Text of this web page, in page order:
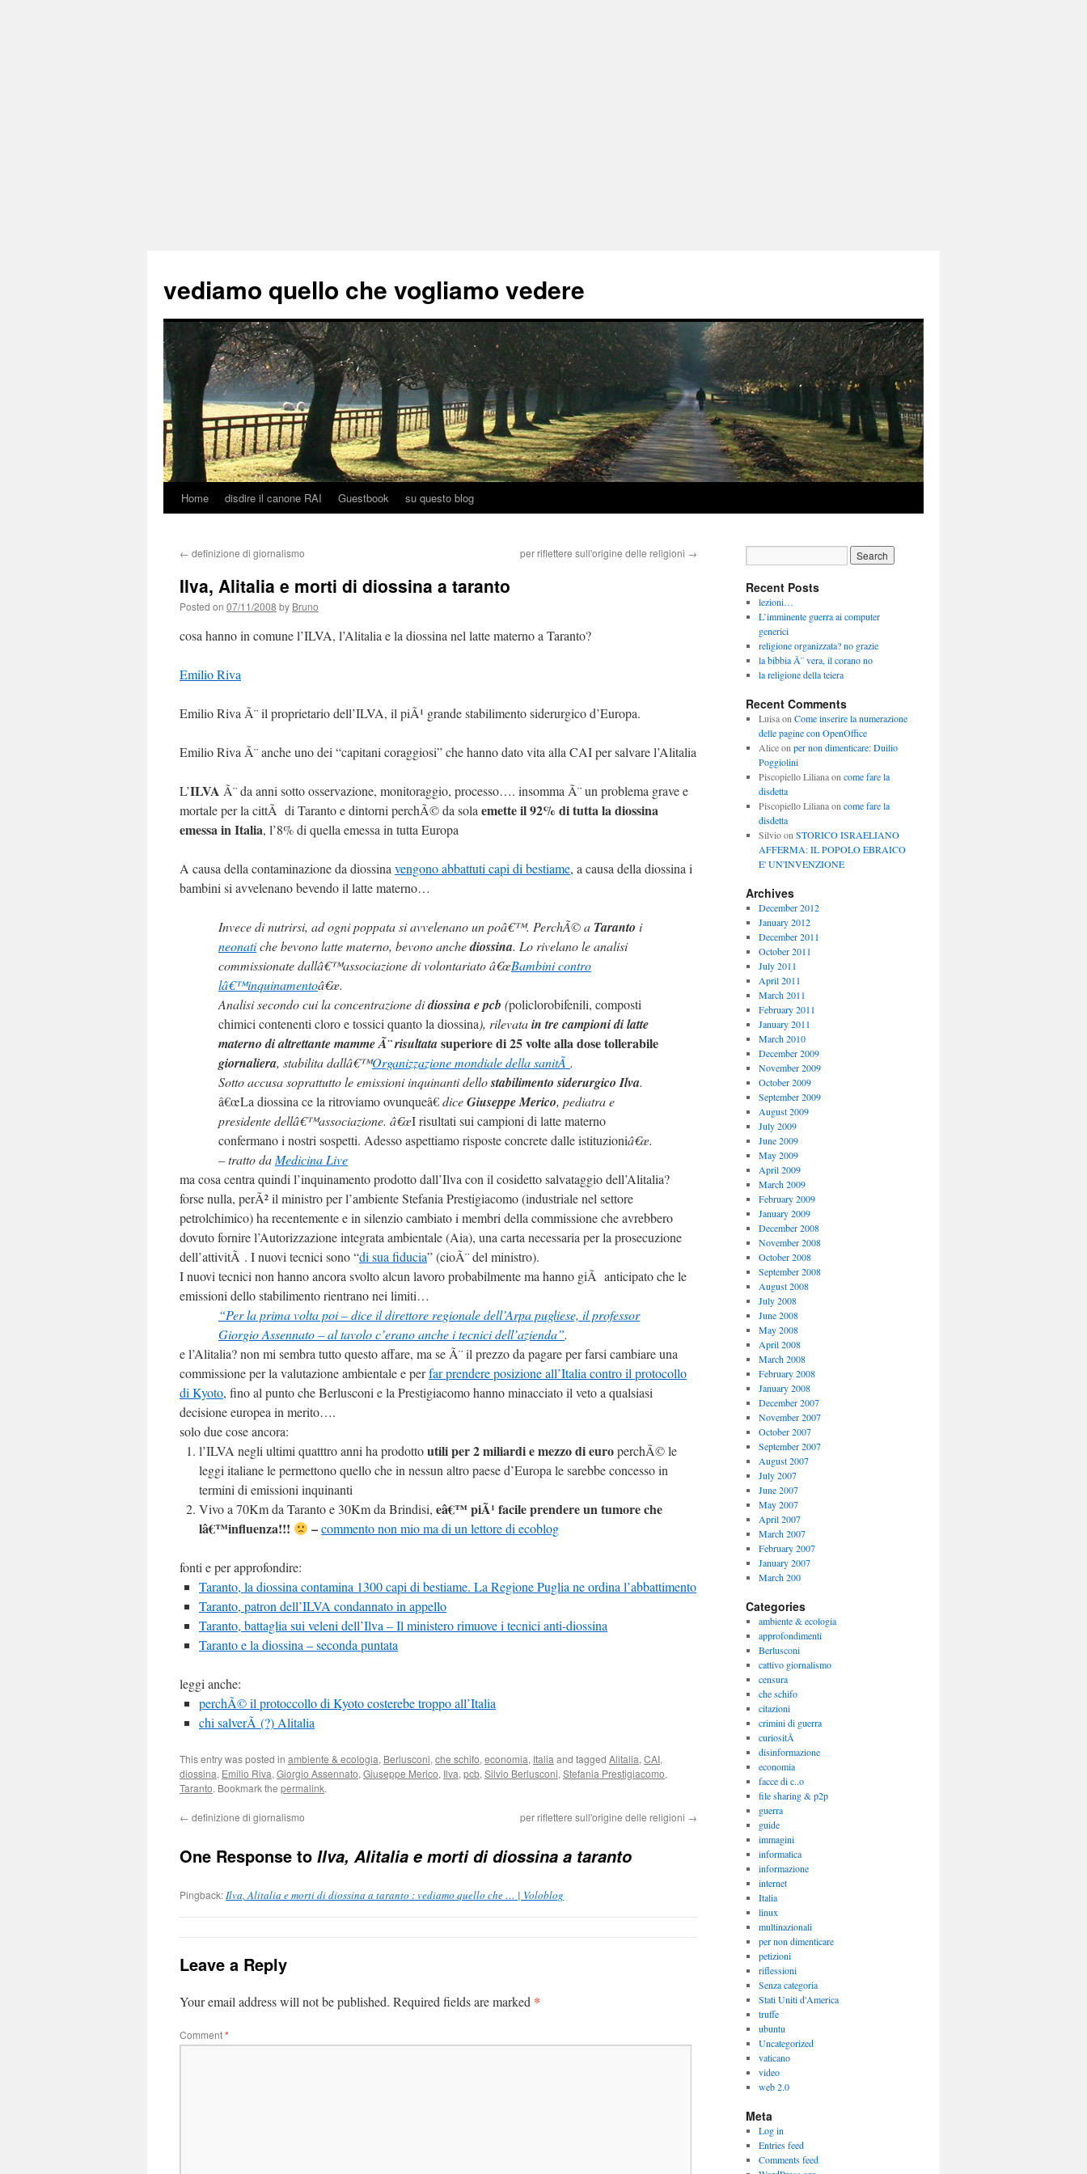
vediamo quello che vogliamo vedere
Skip
content
Home disdire il canone RAI Guestbook su questo blog
← definizione di giornalismo per riflettere sull'origine delle religioni →
Ilva, Alitalia e morti di diossina a taranto
Posted on 07/11/2008 by Bruno
cosa hanno in comune l’ILVA, l’Alitalia e la diossina nel latte materno a Taranto?
Emilio Riva
Emilio Riva Ã¨ il proprietario dell’ILVA, il piÃ¹ grande stabilimento siderurgico d’Europa.
Emilio Riva Ã¨ anche uno dei “capitani coraggiosi” che hanno dato vita alla CAI per salvare l’Alitalia
L’ILVA Ã¨ da anni sotto osservazione, monitoraggio, processo…. insomma Ã¨ un problema grave e
mortale per la cittÃ di Taranto e dintorni perchÃ© da sola emette il 92% di tutta la diossina
emessa in Italia, l’8% di quella emessa in tutta Europa
A causa della contaminazione da diossina vengono abbattuti capi di bestiame, a causa della diossina i
bambini si avvelenano bevendo il latte materno…
Invece di nutrirsi, ad ogni poppata si avvelenano un poâ€™. PerchÃ© a Taranto i
neonatiche bevono latte materno, bevono anchediossina. Lo rivelano le analisi
commissionate dallâ€™associazione di volontariato â€œBambini contro
lâ€™inquinamentoâ€œ.
Analisi secondo cui la concentrazione didiossina e pcb (policlorobifenili, composti
chimici contenenti cloro e tossici quanto la diossina), rilevatain tre campioni di latte
materno di altrettante mamme Ã¨ risultatasuperiore di 25 volte alla dose tollerabile
giornaliera, stabilita dallâ€™Organizzazione mondiale della sanitÃ .
Sotto accusa soprattutto le emissioni inquinanti dellostabilimento siderurgico Ilva.
â€œLa diossina ce la ritroviamo ovunqueâ€diceGiuseppe Merico, pediatra e
presidente dellâ€™associazione. â€œI risultati sui campioni di latte materno
confermano i nostri sospetti. Adesso aspettiamo risposte concrete dalle istituzioniâ€œ.
– tratto da Medicina Live
ma cosa centra quindi l’inquinamento prodotto dall’Ilva con il cosidetto salvataggio dell’Alitalia?
forse nulla, perÃ² il ministro per l’ambiente Stefania Prestigiacomo (industriale nel settore
petrolchimico) ha recentemente e in silenzio cambiato i membri della commissione che avrebbero
dovuto fornire l’Autorizzazione integrata ambientale (Aia), una carta necessaria per la prosecuzione
dell’attivitÃ . I nuovi tecnici sono “di sua fiducia” (cioÃ¨ del ministro).
I nuovi tecnici non hanno ancora svolto alcun lavoro probabilmente ma hanno giÃ anticipato che le
emissioni dello stabilimento rientrano nei limiti…
“Per la prima volta poi – dice il direttore regionale dell’Arpa pugliese, il professor
Giorgio Assennato – al tavolo c’erano anche i tecnici dell’azienda”.
e l’Alitalia? non mi sembra tutto questo affare, ma se Ã¨ il prezzo da pagare per farsi cambiare una
commissione per la valutazione ambientale e perfar prendere posizione all’Italia contro il protocollo
di Kyoto, fino al punto che Berlusconi e la Prestigiacomo hanno minacciato il veto a qualsiasi
decisione europea in merito….
solo due cose ancora:
l’ILVA negli ultimi quatttro anni ha prodottoutili per 2 miliardi e mezzo di europerchÃ© le
leggi italiane le permettono quello che in nessun altro paese d’Europa le sarebbe concesso in
termini di emissioni inquinanti
Vivo a 70Km da Taranto e 30Km da Brindisi, eâ€™ piÃ¹ facile prendere un tumore che
lâ€™influenza!!!
–commento non mio ma di un lettore di ecoblog
fonti e per approfondire:
Taranto, la diossina contamina 1300 capi di bestiame. La Regione Puglia ne ordina l’abbattimento
Taranto, patron dell’ILVA condannato in appello
Taranto, battaglia sui veleni dell’Ilva – Il ministero rimuove i tecnici anti-diossina
Taranto e la diossina – seconda puntata
leggi anche:
perchÃ© il protoccollo di Kyoto costerebe troppo all’Italia
chi salverÃ (?) Alitalia
This entry was posted in ambiente & ecologia, Berlusconi, che schifo, economia, Italia and tagged Alitalia, CAI,
diossina, Emilio Riva, Giorgio Assennato, Giuseppe Merico, Ilva, pcb, Silvio Berlusconi, Stefania Prestigiacomo,
Taranto. Bookmark the permalink.
← definizione di giornalismo per riflettere sull'origine delle religioni →
One Response to Ilva, Alitalia e morti di diossina a taranto
Pingback:Ilva, Alitalia e morti di diossina a taranto : vediamo quello che … | Voloblog
Leave a Reply
Your email address will not be published. Required fields are marked *
Comment*
Recent Posts
lezioni…
L’imminente guerra ai computer
generici
religione organizzata? no grazie
la bibbia Ã¨ vera, il corano no
la religione della teiera
Recent Comments
Luisaon Come inserire la numerazione
delle pagine con OpenOffice
Aliceon per non dimenticare: Duilio
Poggiolini
Piscopiello Lilianaon come fare la
disdetta
Piscopiello Lilianaon come fare la
disdetta
Silvioon STORICO ISRAELIANO
AFFERMA: IL POPOLO EBRAICO
E' UN'INVENZIONE
Archives
December 2012
January 2012
December 2011
October 2011
July 2011
April 2011
March 2011
February 2011
January 2011
March 2010
December 2009
November 2009
October 2009
September 2009
August 2009
July 2009
June 2009
May 2009
April 2009
March 2009
February 2009
January 2009
December 2008
November 2008
October 2008
September 2008
August 2008
July 2008
June 2008
May 2008
April 2008
March 2008
February 2008
January 2008
December 2007
November 2007
October 2007
September 2007
August 2007
July 2007
June 2007
May 2007
April 2007
March 2007
February 2007
January 2007
March 200
Categories
ambiente & ecologia
approfondimenti
Berlusconi
cattivo giornalismo
censura
che schifo
citazioni
crimini di guerra
curiositÃ
disinformazione
economia
facce di c..o
file sharing & p2p
guerra
guide
immagini
informatica
informazione
internet
Italia
linux
multinazionali
per non dimenticare
petizioni
riflessioni
Senza categoria
Stati Uniti d'America
truffe
ubuntu
Uncategorized
vaticano
video
web 2.0
Meta
Log in
Entries feed
Comments feed